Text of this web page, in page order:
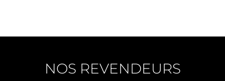
NOS REVENDEURS